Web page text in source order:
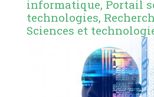
informatique, Portail
technologies,
Sciences et